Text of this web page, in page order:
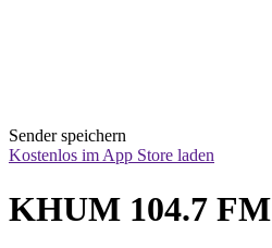
Sender speichern
Kostenlos im App Store laden
KHUM 104.7 FM